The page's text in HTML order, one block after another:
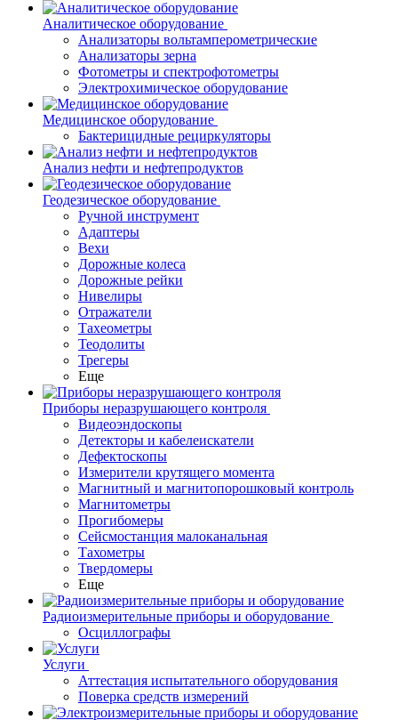
Аналитическое оборудование
Анализаторы вольтамперометрические
Анализаторы зерна
Фотометры и спектрофотометры
Электрохимическое оборудование
Медицинское оборудование
Бактерицидные рециркуляторы
Анализ нефти и нефтепродуктов
Геодезическое оборудование
Ручной инструмент
Адаптеры
Вехи
Дорожные колеса
Дорожные рейки
Нивелиры
Отражатели
Тахеометры
Теодолиты
Трегеры
Еще
Приборы неразрушающего контроля
Видеоэндоскопы
Детекторы и кабелеискатели
Дефектоскопы
Измерители крутящего момента
Магнитный и магнитопорошковый контроль
Магнитометры
Прогибомеры
Сейсмостанция малоканальная
Тахометры
Твердомеры
Еще
Радиоизмерительные приборы и оборудование
Осциллографы
Услуги
Аттестация испытательного оборудования
Поверка средств измерений